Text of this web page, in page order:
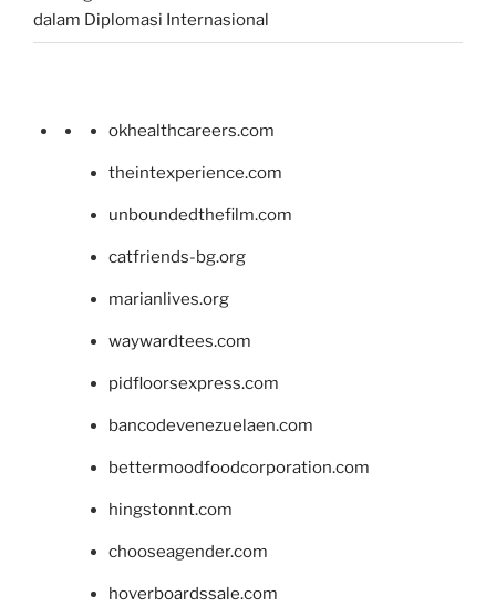
dalam Diplomasi Internasional
okhealthcareers.com
theintexperience.com
unboundedthefilm.com
catfriends-bg.org
marianlives.org
waywardtees.com
pidfloorsexpress.com
bancodevenezuelaen.com
bettermoodfoodcorporation.com
hingstonnt.com
chooseagender.com
hoverboardssale.com